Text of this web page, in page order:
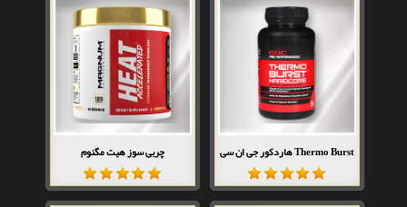
Thermo Burst هاردکور جی ان سی چربی سوز هیت مگنوم